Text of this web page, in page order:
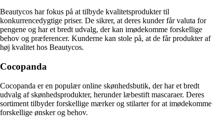
Beautycos har fokus på at tilbyde kvalitetsprodukter til
konkurrencedygtige priser. De sikrer, at deres kunder får valuta for
pengene og har et bredt udvalg, der kan imødekomme forskellige
behov og præferencer. Kunderne kan stole på, at de får produkter af
høj kvalitet hos Beautycos.
Cocopanda
Cocopanda er en populær online skønhedsbutik, der har et bredt
udvalg af skønhedsprodukter, herunder læbestift mascaraer. Deres
sortiment tilbyder forskellige mærker og stilarter for at imødekomme
forskellige ønsker og behov.